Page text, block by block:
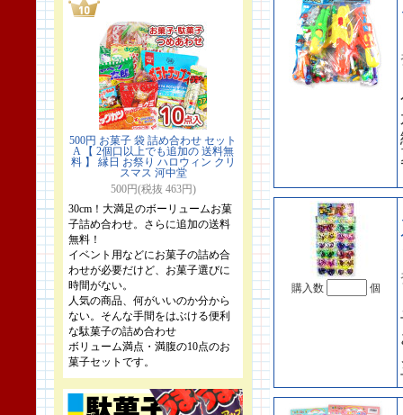
500円 お菓子 袋 詰め合わせ セット
A 【 2個口以上でも追加の 送料無
料 】 縁日 お祭り ハロウィン クリ
スマス 河中堂
500円(税抜 463円)
30cm！大満足のボーリュームお菓
子詰め合わせ。さらに追加の送料
無料！
イベント用などにお菓子の詰め合
わせが必要だけど、お菓子選びに
時間がない。
人気の商品、何がいいのか分から
ない。そんな手間をはぶける便利
な駄菓子の詰め合わせ
ボリューム満点・満腹の10点のお
菓子セットです。
購入数 個